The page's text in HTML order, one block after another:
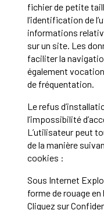
fichier de petite
l’identification de
informations
sur un site. Les
faciliter la
également
de fréquentation.
Le refus
l’impossibilité
L’utilisateur peut
de la manière
cookies :
Sous Internet
forme de rouage
Cliquez sur